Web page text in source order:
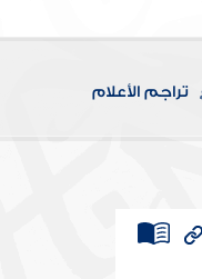
تراجم الأعلام